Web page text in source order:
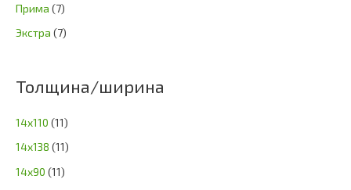
Прима (7)
Экстра (7)
Толщина/ширина
14х110 (11)
14х138 (11)
14х90 (11)